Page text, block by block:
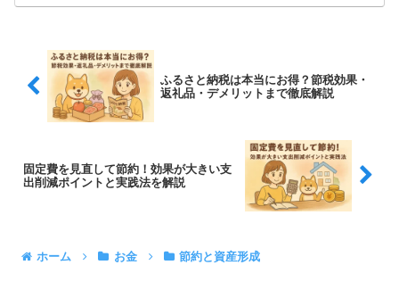
ふるさと納税は本当にお得？節税効果・
返礼品・デメリットまで徹底解説
固定費を見直して節約！効果が大きい支
出削減ポイントと実践法を解説
ホーム お金 節約と資産形成